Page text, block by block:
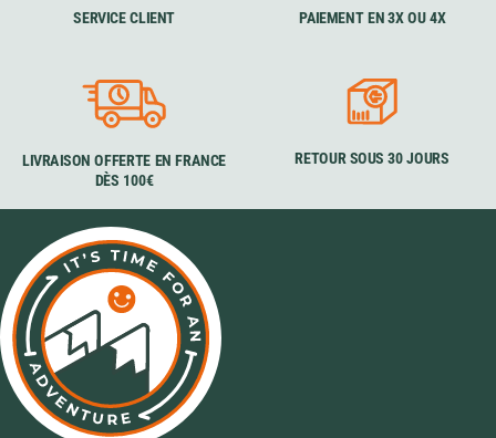
SERVICE CLIENT PAIEMENT EN 3X OU 4X
LIVRAISON OFFERTE EN FRANCE
DÈS 100€
RETOUR SOUS 30 JOURS